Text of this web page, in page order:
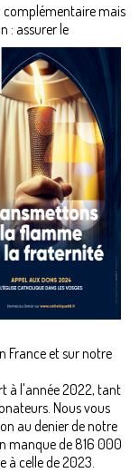
complémentaire mais
: assurer le
France et sur notre
à l'année 2022, tant
Nous vous
au denier de notre
manque de 816 000
à celle de 2023.